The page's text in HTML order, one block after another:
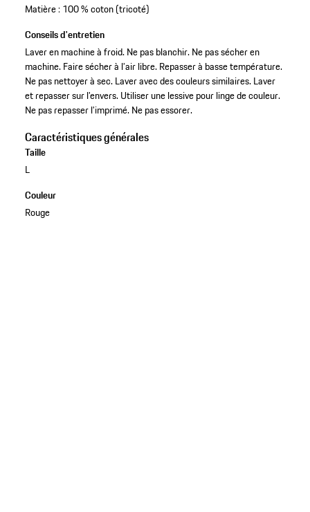
Matière : 100 % coton (tricoté)
Conseils d'entretien
Laver en machine à froid. Ne pas blanchir. Ne pas sécher en
machine. Faire sécher à l’air libre. Repasser à basse température.
Ne pas nettoyer à sec. Laver avec des couleurs similaires. Laver
et repasser sur l’envers. Utiliser une lessive pour linge de couleur.
Ne pas repasser l’imprimé. Ne pas essorer.
Caractéristiques générales
Taille
L
Couleur
Rouge